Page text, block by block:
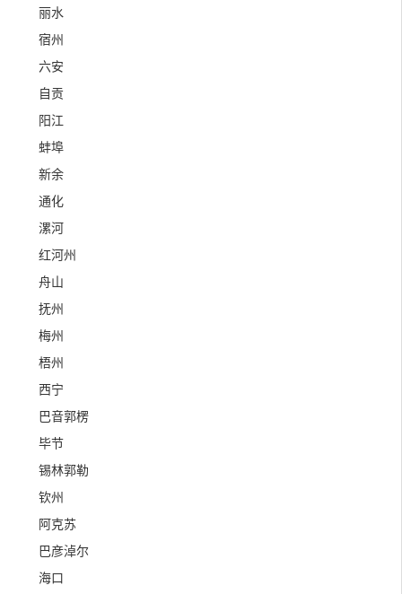
丽水
宿州
六安
自贡
阳江
蚌埠
新余
通化
漯河
红河州
舟山
抚州
梅州
梧州
西宁
巴音郭楞
毕节
锡林郭勒
钦州
阿克苏
巴彦淖尔
海口